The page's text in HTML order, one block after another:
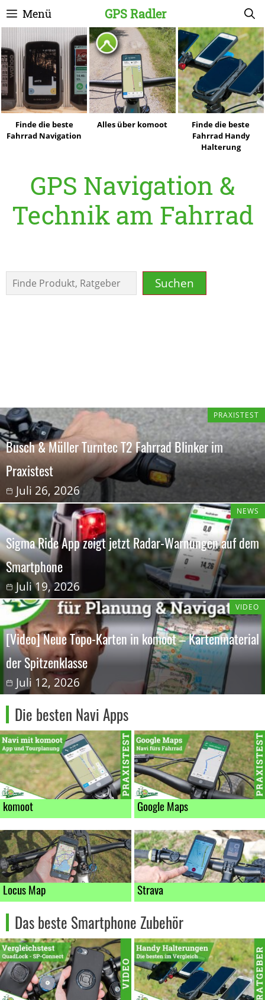
Zum
Inhalt
springen
GPS Radler
Menü
Finde die beste
Fahrrad Navigation
Alles über komoot
Finde die beste
Fahrrad Handy
Halterung
GPS Navigation &
Technik am Fahrrad
Suchen Suchen
PRAXISTEST
Busch & Müller Turntec T2 Fahrrad Blinker im
Praxistest
Juli 26, 2026
NEWS
Sigma Ride App zeigt jetzt Radar-Warnungen auf dem
Smartphone
Juli 19, 2026
VIDEO
[Video] Neue Topo-Karten in komoot – Kartenmaterial
der Spitzenklasse
Juli 12, 2026
Die besten Navi Apps
komoot
Locus Map
Google Maps
Strava
Das beste Smartphone Zubehör